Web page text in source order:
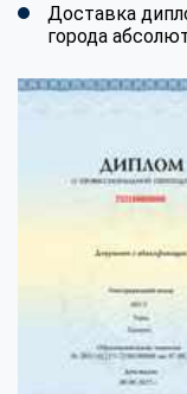
Доставка
города